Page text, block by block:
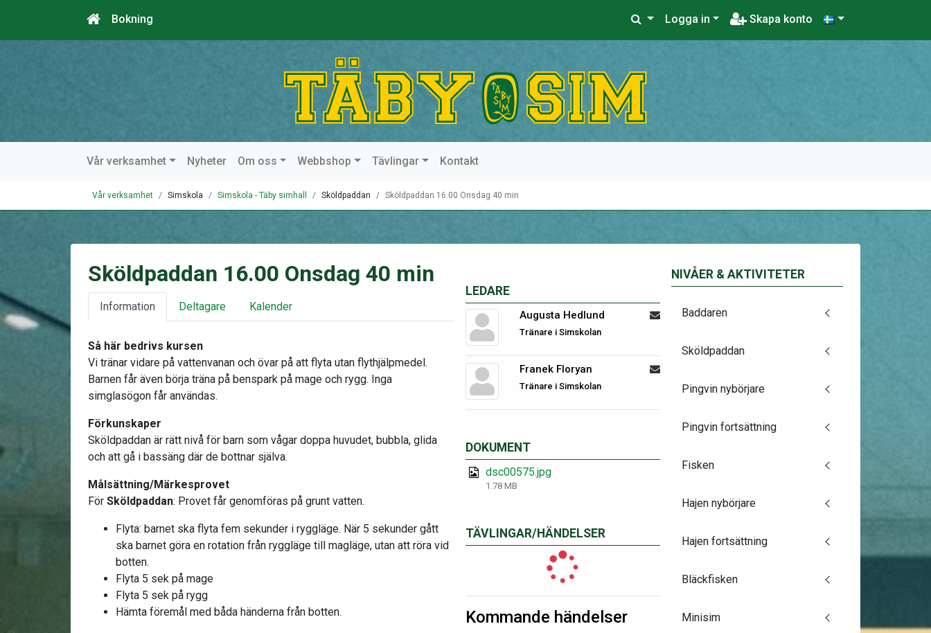
Bokning Logga in Skapa konto
Vår verksamhet Nyheter Om oss Webbshop Tävlingar Kontakt
Vår verksamhet Simskola Simskola - Täby simhall Sköldpaddan Sköldpaddan 16.00 Onsdag 40 min
LEDARE
Augusta Hedlund
Tränare i Simskolan
Franek Floryan
Tränare i Simskolan
DOKUMENT
dsc00575.jpg
1.78 MB
TÄVLINGAR/HÄNDELSER
Kommande händelser
Sköldpaddan 16.00 Onsdag 40 min
Information Deltagare Kalender
Så här bedrivs kursen
Vi tränar vidare på vattenvanan och övar på att flyta utan flythjälpmedel.
Barnen får även börja träna på benspark på mage och rygg. Inga
simglasögon får användas.
Förkunskaper
Sköldpaddan är rätt nivå för barn som vågar doppa huvudet, bubbla, glida
och att gå i bassäng där de bottnar själva.
Målsättning/Märkesprovet
För Sköldpaddan: Provet får genomföras på grunt vatten.
Flyta: barnet ska flyta fem sekunder i ryggläge. När 5 sekunder gått
ska barnet göra en rotation från ryggläge till magläge, utan att röra vid
botten.
Flyta 5 sek på mage
Flyta 5 sek på rygg
Hämta föremål med båda händerna från botten.
NIVÅER & AKTIVITETER
Baddaren
Sköldpaddan
Pingvin nybörjare
Pingvin fortsättning
Fisken
Hajen nybörjare
Hajen fortsättning
Bläckfisken
Minisim